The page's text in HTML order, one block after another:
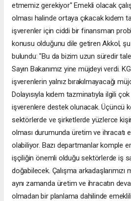
etmemiz gerekiyor" Emekli olacak
olması halinde ortaya çıkacak kıdem
işverenler için ciddi bir finansman
konusu olduğunu dile getiren Akkol,
bulundu: "Bu da bizim uzun süredir
Sayın Bakanımız yine müjdeyi verdi.
işverenlerin yalnız bırakılmayacağı
Dolayısıyla kıdem tazminatıyla ilgili
işverenlere destek olunacak. Üçüncü
sektörlerde ve şirketlerde yüzlerce
olması durumunda üretim ve ihracatı
olabiliyor. Bazı departmanlar komple
işçiliğin önemli olduğu sektörlerde iş
doğabilecek. Çalışma
aynı zamanda üretim ve ihracatın
olmadan bir planlama dahilinde